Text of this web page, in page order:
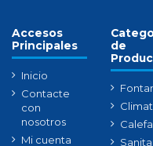
Accesos
Principales
Inicio
Contacte
con
nosotros
Mi cuenta
de